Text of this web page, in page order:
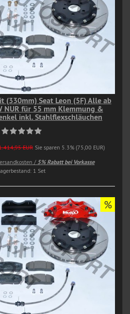
(330mm) Seat Leon (5F) Alle ab
NUR für 55 mm Klemmung &
inkl. Stahlflexschläuchen
EUR Sie sparen 5.3% (75,00 EUR)
/ 5% Rabatt bei Vorkasse
1 Set
%